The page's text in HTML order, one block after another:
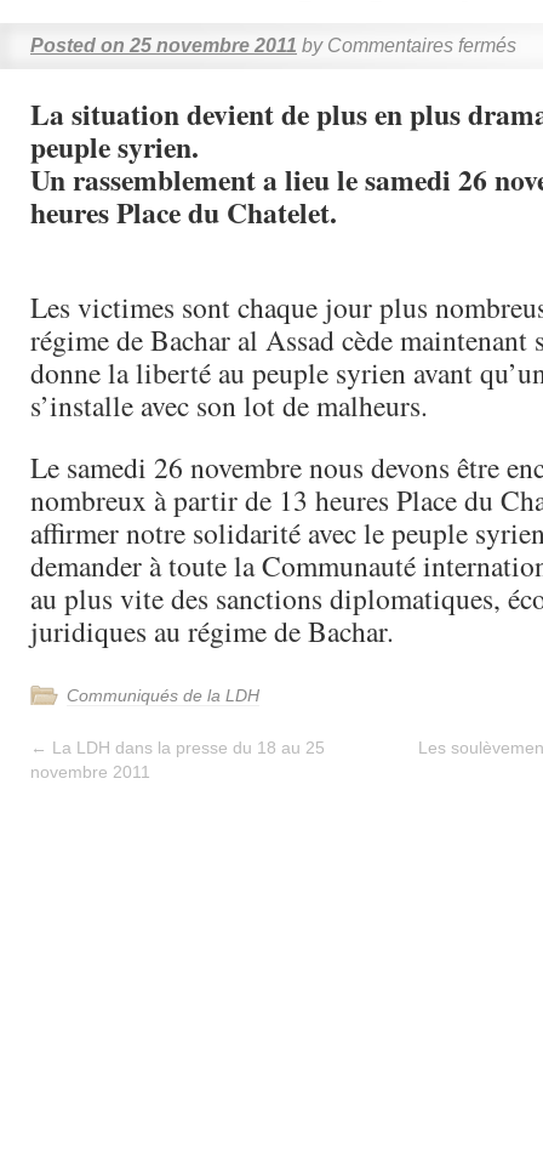
Posted on 25 novembre 2011 by Commentaires fermés
La situation devient de plus en plus
peuple syrien.
Un rassemblement a lieu le samedi 26
heures Place du Chatelet.
Les victimes sont chaque jour plus
régime de Bachar al Assad cède maintenant
donne la liberté au peuple syrien avant
s’installe avec son lot de malheurs.
Le samedi 26 novembre nous devons être
nombreux à partir de 13 heures Place du
affirmer notre solidarité avec le peuple
demander à toute la Communauté
au plus vite des sanctions diplomatiques,
juridiques au régime de Bachar.
Communiqués de la LDH
← La LDH dans la presse du 18 au 25
novembre 2011
Les